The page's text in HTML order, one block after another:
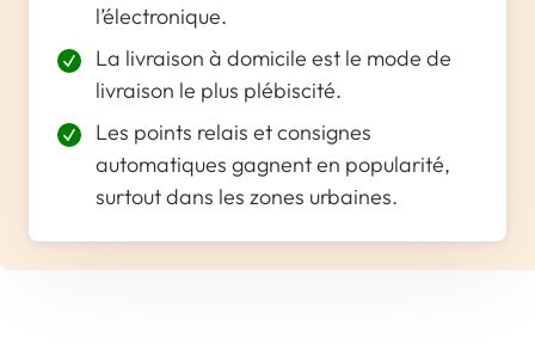
l’électronique.
La livraison à domicile est le mode de
livraison le plus plébiscité.
Les points relais et consignes
automatiques gagnent en popularité,
surtout dans les zones urbaines.